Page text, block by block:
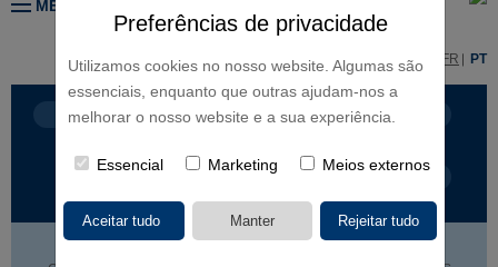
Preferências de privacidade
Utilizamos cookies no nosso website. Algumas são
essenciais, enquanto que outras ajudam-nos a
melhorar o nosso website e a sua experiência.
Essencial Marketing Meios externos
MENU
EN FR PT
LINHAS DE NEGÓCIO CONTINENTES